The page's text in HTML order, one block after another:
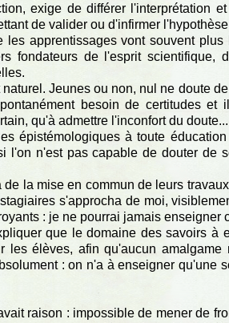
exige de différer l'interprétation
de valider ou d'infirmer
apprentissages vont souvent
fondateurs de l'esprit scientifique,
Jeunes ou non, nul ne doute
besoin de certitudes
qu'à admettre l'inconfort du doute...
épistémologiques à toute
l'on n'est pas capable de douter de
de la mise en commun de leurs
s'approcha de moi,
: je ne pourrai jamais enseigner
que le domaine des savoirs à
les élèves, afin qu'aucun
: on n'a à enseigner qu'une
raison : impossible de mener de